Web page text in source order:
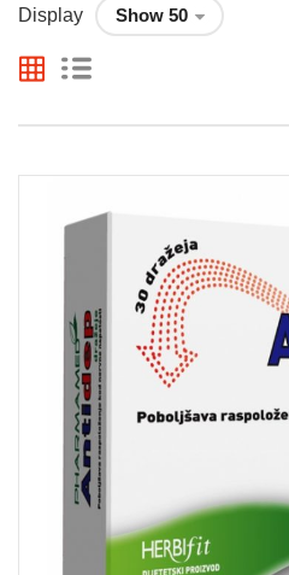
Display